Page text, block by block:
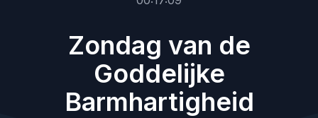
Zondag van de
Goddelijke
Barmhartigheid